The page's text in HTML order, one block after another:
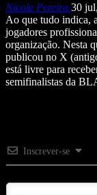
Nicole Pereira 30
Ao que tudo indica,
jogadores
organização. Nesta
publicou no X
está livre para
semifinalistas da
Inscrever-se